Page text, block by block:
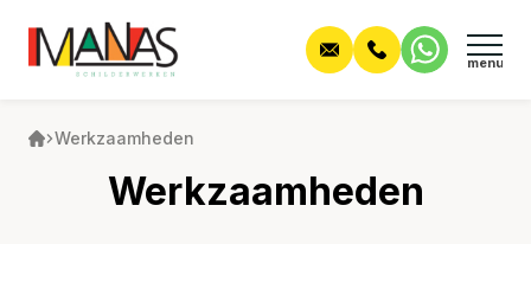
Werkzaamheden
Werkzaamheden